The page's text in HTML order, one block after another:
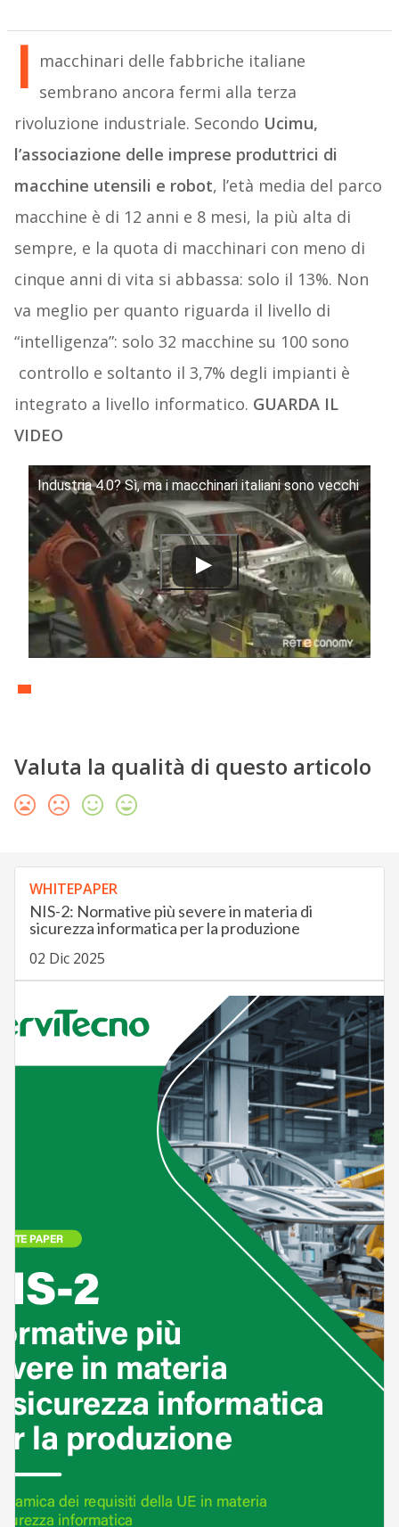
I macchinari delle fabbriche italiane
sembrano ancora fermi alla terza
rivoluzione industriale. Secondo Ucimu,
l’associazione delle imprese produttrici di
macchine utensili e robot, l’età media del parco
macchine è di 12 anni e 8 mesi, la più alta di
sempre, e la quota di macchinari con meno di
cinque anni di vita si abbassa: solo il 13%. Non
va meglio per quanto riguarda il livello di
“intelligenza”: solo 32 macchine su 100 sono
controllo e soltanto il 3,7% degli impianti è
integrato a livello informatico. GUARDA IL
VIDEO
Industria 4.0? Sì, ma i macchinari italiani sono vecchi
Valuta la qualità di questo articolo
WHITEPAPER
NIS-2: Normative più severe in materia di
sicurezza informatica per la produzione
02 Dic 2025